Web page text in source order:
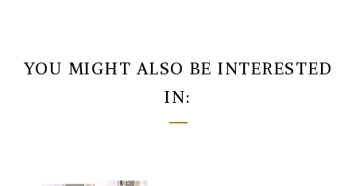
YOU MIGHT ALSO BE INTERESTED
IN: